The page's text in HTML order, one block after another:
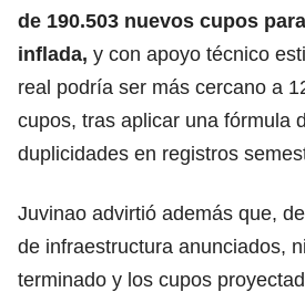
de 190.503 nuevos cupos
inflada, y con apoyo técnico
real podría ser más cercano a
cupos, tras aplicar una fórmula
duplicidades en registros
Juvinao advirtió además que,
de infraestructura anunciados,
terminado y los cupos